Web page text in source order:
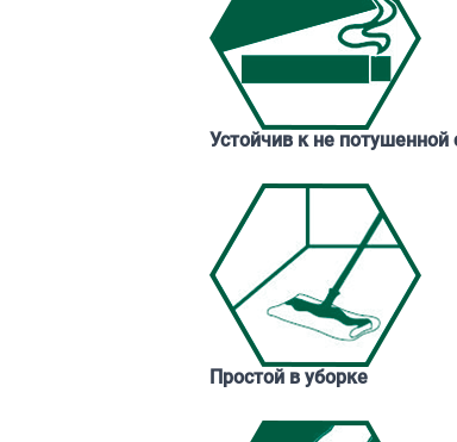
Устойчив к не потушенной
Простой в уборке